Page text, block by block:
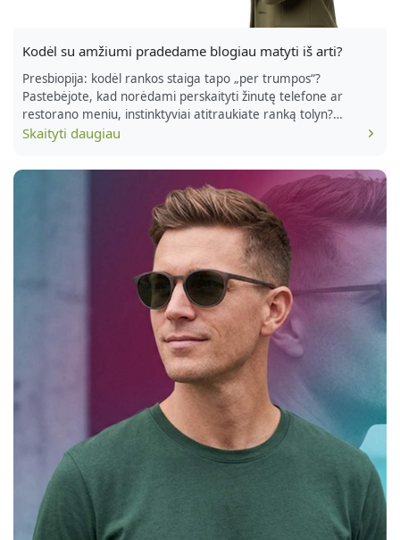
Kodėl su amžiumi pradedame blogiau matyti iš arti?
Presbiopija: kodėl rankos staiga tapo „per trumpos“?
Pastebėjote, kad norėdami perskaityti žinutę telefone ar
restorano meniu, instinktyviai atitraukiate ranką tolyn?
Sveikiname prisijungus prie klubo! Tai nėra regėjimo liga – tai
presbiopija? Paprastais žodžiais tariant, presbiopija yra
natūralus akies lęšiuko senėjimo procesas. Mūsų akies lęšiukas
jaunystėje yra itin lankstus […]
Skaityti daugiau